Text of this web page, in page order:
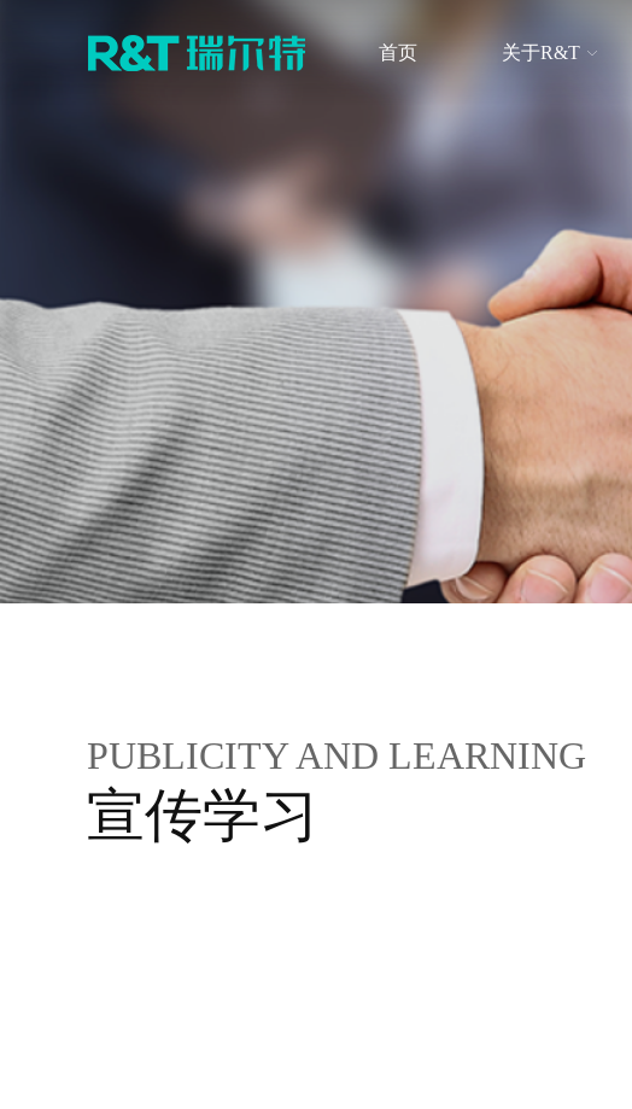
首页 关于R&T
挂式水箱
水件系列
PUBLICITY AND LEARNING
宣传学习